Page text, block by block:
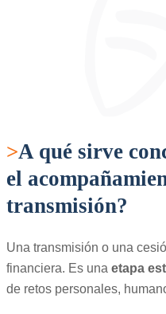
>A qué sirve
el
transmisión?
Una transmisión o una
financiera. Es una etapa
de retos personales,